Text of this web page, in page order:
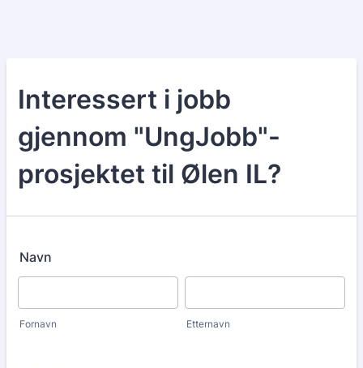
Interessert i jobb
gjennom "UngJobb"-
prosjektet til Ølen IL?
Navn
Fornavn Etternavn